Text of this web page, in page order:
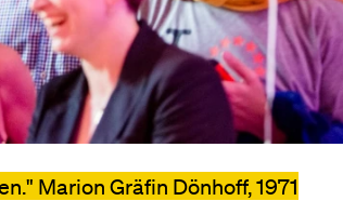
Marion Gräfin Dönhoff, 1971